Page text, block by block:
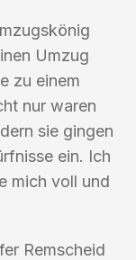
Umzug
zu einem
nur waren
sie gingen
ein. Ich
mich voll und
Remscheid